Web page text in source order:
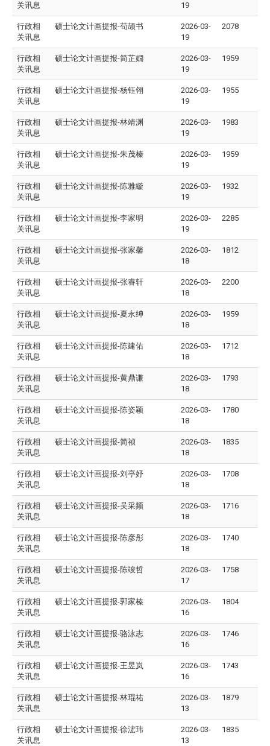
关讯息
19
行政相
关讯息
硕士论文计画提报-苟颉书
2026-03-
19
2078
行政相
关讯息
硕士论文计画提报-简芷嫺
2026-03-
19
1959
行政相
关讯息
硕士论文计画提报-杨钰翎
2026-03-
19
1955
行政相
关讯息
硕士论文计画提报-林靖渊
2026-03-
19
1983
行政相
关讯息
硕士论文计画提报-朱茂榛
2026-03-
19
1959
行政相
关讯息
硕士论文计画提报-陈雅縼
2026-03-
19
1932
行政相
关讯息
硕士论文计画提报-李家明
2026-03-
19
2285
行政相
关讯息
硕士论文计画提报-张家馨
2026-03-
18
1812
行政相
关讯息
硕士论文计画提报-张睿轩
2026-03-
18
2200
行政相
关讯息
硕士论文计画提报-夏永绅
2026-03-
18
1959
行政相
关讯息
硕士论文计画提报-陈建佑
2026-03-
18
1712
行政相
关讯息
硕士论文计画提报-黄鼎谦
2026-03-
18
1793
行政相
关讯息
硕士论文计画提报-陈姿颖
2026-03-
18
1780
行政相
关讯息
硕士论文计画提报-简祯
2026-03-
18
1835
行政相
关讯息
硕士论文计画提报-刘亭妤
2026-03-
18
1708
行政相
关讯息
硕士论文计画提报-吴采频
2026-03-
18
1716
行政相
关讯息
硕士论文计画提报-陈彦彤
2026-03-
18
1740
行政相
关讯息
硕士论文计画提报-陈竣哲
2026-03-
17
1758
行政相
关讯息
硕士论文计画提报-郭家榛
2026-03-
16
1804
行政相
关讯息
硕士论文计画提报-骆泳志
2026-03-
16
1746
行政相
关讯息
硕士论文计画提报-王昱岚
2026-03-
16
1743
行政相
关讯息
硕士论文计画提报-林琨祐
2026-03-
13
1879
行政相
关讯息
硕士论文计画提报-徐浤玮
2026-03-
13
1835